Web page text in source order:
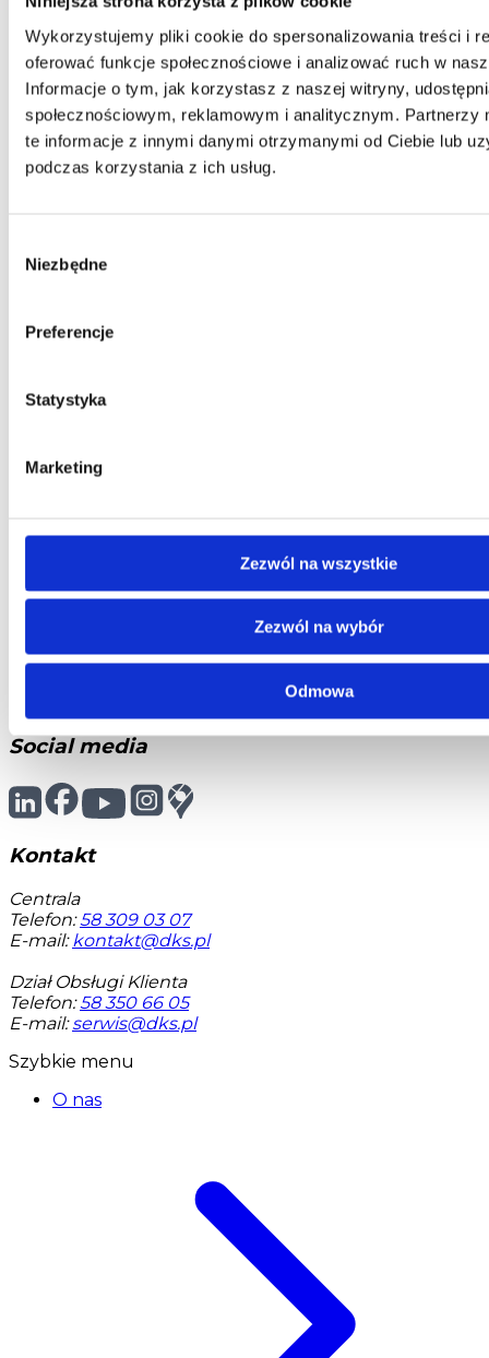
Wykorzystujemy pliki cookie do spersonalizowania treści i
oferować funkcje społecznościowe i analizować ruch w
Informacje o tym, jak korzystasz z naszej witryny,
społecznościowym, reklamowym i analitycznym. Partnerzy
te informacje z innymi danymi otrzymanymi od Ciebie lub
podczas korzystania z ich usług.
zgody
Niezbędne
Preferencje
Statystyka
Marketing
Zezwól na wszystkie
Zezwól na wybór
Odmowa
Kontakt
Telefon: 58 309 03 07
Dział Obsługi Klienta
Telefon: 58 350 66 05
NIP: 583-27-90-417
Social media
Kontakt
Centrala
Telefon: 58 309 03 07
E-mail: kontakt@dks.pl
Dział Obsługi Klienta
Telefon: 58 350 66 05
E-mail: serwis@dks.pl
Szybkie menu
O nas